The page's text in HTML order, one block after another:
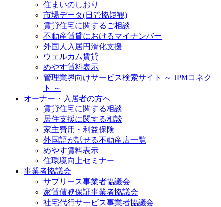
住まいのしおり
市場データ(日管協短観)
賃貸住宅に関するご相談
不動産賃貸におけるマイナンバー
外国人入居円滑化支援
ウェルカム賃貸
めやす賃料表示
管理業界向けサービス検索サイト ～ JPMコネク
ト ～
オーナー・入居者の方へ
賃貸住宅に関する相談
居住支援に関する相談
家主費用・利益保険
外国語が話せる不動産店一覧
めやす賃料表示
住環境向上セミナー
事業者協議会
サブリース事業者協議会
家賃債務保証事業者協議会
社宅代行サービス事業者協議会